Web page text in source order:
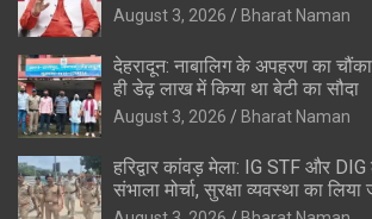
August 3, 2026 Bharat Naman
देहरादून: नाबालिग के अपहरण का
ही डेढ़ लाख में किया था बेटी का सौदा
August 3, 2026 Bharat Naman
हरिद्वार कांवड़ मेला: IG STF और
संभाला मोर्चा, सुरक्षा व्यवस्था का लिया